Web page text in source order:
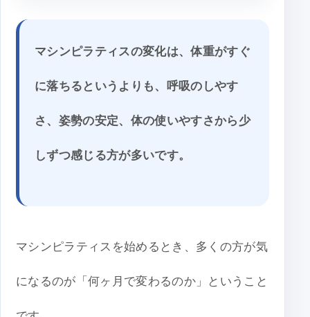
マシンピラティスの変化は、体重がすぐ
に落ちるというよりも、呼吸のしやす
さ、姿勢の安定、体の使いやすさから少
しずつ感じる方が多いです。
マシンピラティスを始めるとき、多くの方が気
になるのが「何ヶ月で変わるのか」ということ